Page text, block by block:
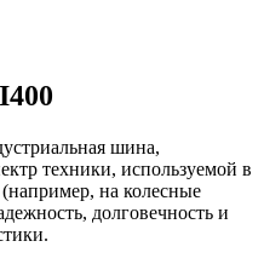
шина,
техники, используемой в
на колесные
долговечность и